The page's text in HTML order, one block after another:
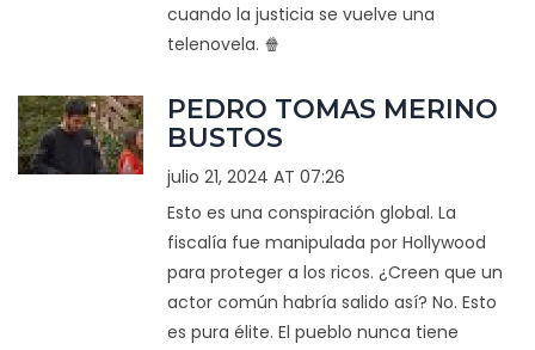
cuando la justicia se vuelve una
telenovela. 🍿
PEDRO TOMAS MERINO
BUSTOS
julio 21, 2024 AT 07:26
Esto es una conspiración global. La
fiscalía fue manipulada por Hollywood
para proteger a los ricos. ¿Creen que un
actor común habría salido así? No. Esto
es pura élite. El pueblo nunca tiene